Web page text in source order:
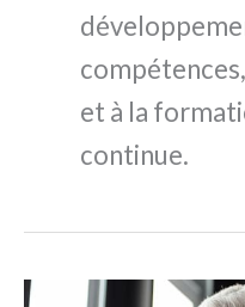
et à la
continue.
Classement